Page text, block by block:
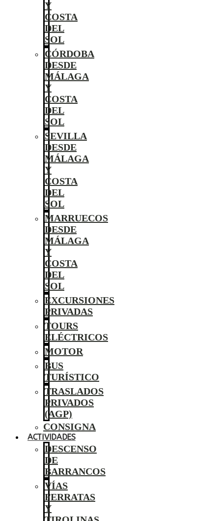
Y
COSTA
DEL
SOL
CÓRDOBA
DESDE
MÁLAGA
Y
COSTA
DEL
SOL
SEVILLA
DESDE
MÁLAGA
Y
COSTA
DEL
SOL
MARRUECOS
DESDE
MÁLAGA
Y
COSTA
DEL
SOL
EXCURSIONES
PRIVADAS
TOURS
ELÉCTRICOS
MOTOR
BUS
TURÍSTICO
TRASLADOS
PRIVADOS
(AGP)
CONSIGNA
ACTIVIDADES
DESCENSO
DE
BARRANCOS
VÍAS
FERRATAS
Y